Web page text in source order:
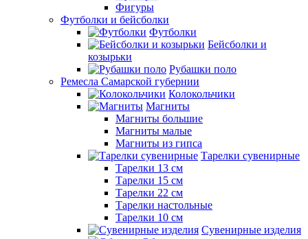
Фигуры
Футболки и бейсболки
Футболки
Бейсболки и
козырьки
Рубашки поло
Ремесла Самарской губернии
Колокольчики
Магниты
Магниты большие
Магниты малые
Магниты из гипса
Тарелки сувенирные
Тарелки 13 см
Тарелки 15 см
Тарелки 22 см
Тарелки настольные
Тарелки 10 см
Сувенирные изделия